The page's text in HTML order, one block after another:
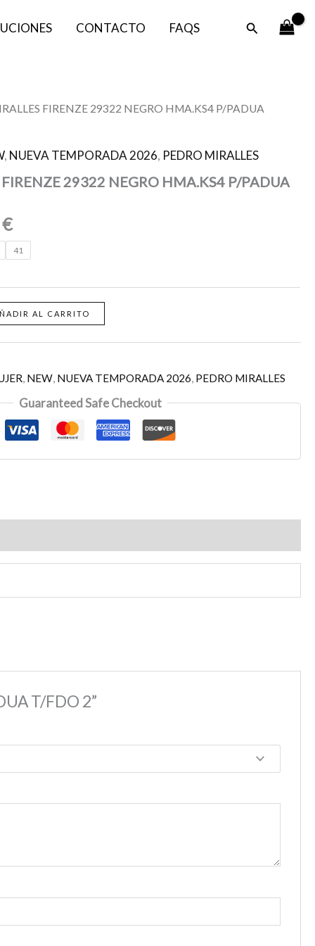
CONTACTO FAQS Buscar
FIRENZE 29322 NEGRO HMA.KS4 P/PADUA
, NUEVA TEMPORADA 2026, PEDRO MIRALLES
29322 NEGRO HMA.KS4 P/PADUA
€.
€
El
actual
es:
80,00 €.
41
AL CARRITO
, NEW, NUEVA TEMPORADA 2026, PEDRO MIRALLES
Guaranteed Safe Checkout
T/FDO 2”
149,00 €.
80,00 €.